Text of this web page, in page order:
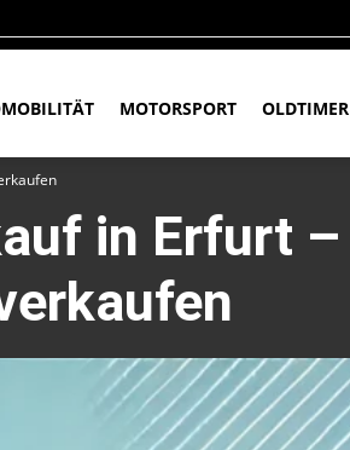
MOTORSPORT OLDTIMER
in Erfurt –